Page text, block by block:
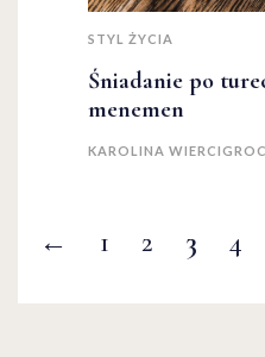
STYL ŻYCIA
Śniadanie po
menemen
KAROLINA
← 1 2 3 4